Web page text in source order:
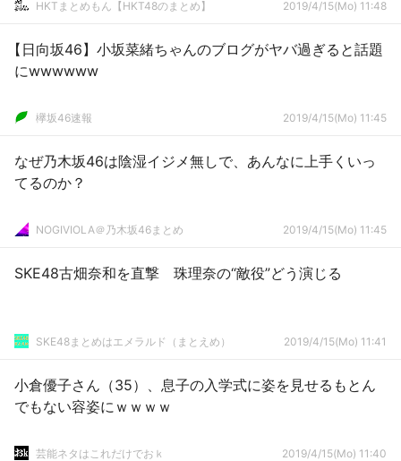
HKTまとめもん【HKT48のまとめ】 2019/4/15(Mo) 11:48
【日向坂46】小坂菜緒ちゃんのブログがヤバ過ぎると話題
にwwwwww
欅坂46速報 2019/4/15(Mo) 11:45
なぜ乃木坂46は陰湿イジメ無しで、あんなに上手くいっ
てるのか？
NOGIVIOLA＠乃木坂46まとめ 2019/4/15(Mo) 11:45
SKE48古畑奈和を直撃 珠理奈の“敵役”どう演じる
SKE48まとめはエメラルド（まとえめ） 2019/4/15(Mo) 11:41
小倉優子さん（35）、息子の入学式に姿を見せるもとん
でもない容姿にｗｗｗｗ
芸能ネタはこれだけでおｋ 2019/4/15(Mo) 11:40